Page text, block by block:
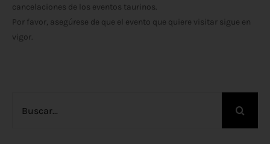
cancelaciones de los eventos taurinos.
Por favor, asegúrese de que el evento que quiere visitar sigue en
vigor.